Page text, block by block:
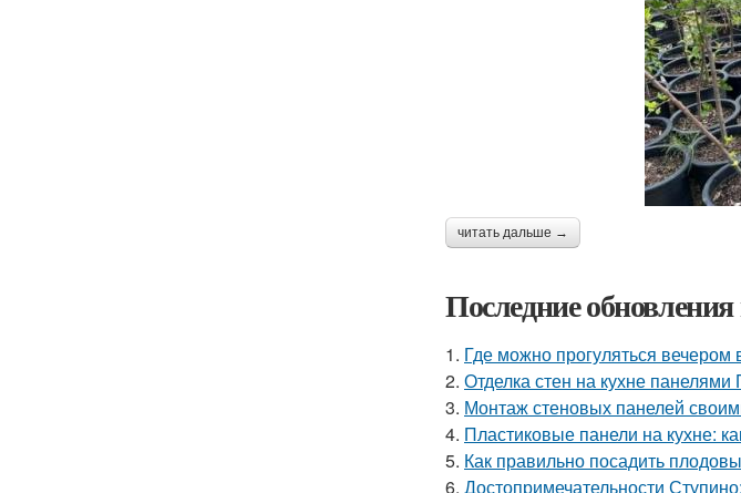
читать дальше →
Последние обновления
1. Где можно прогуляться
2. Отделка стен на кухне
3. Монтаж стеновых панелей
4. Пластиковые панели на кухне:
5. Как правильно посадить
6. Достопримечательности